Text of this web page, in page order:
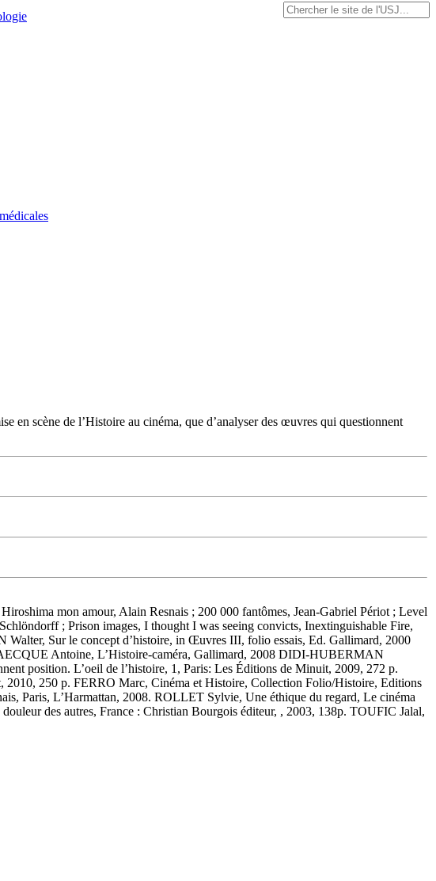
en scène de l’Histoire au cinéma, que d’analyser des œuvres qui questionnent
mon amour, Alain Resnais ; 200 000 fantômes, Jean-Gabriel Périot ; Level
; Prison images, I thought I was seeing convicts, Inextinguishable Fire,
Sur le concept d’histoire, in Œuvres III, folio essais, Ed. Gallimard, 2000
Antoine, L’Histoire-caméra, Gallimard, 2008 DIDI-HUBERMAN
position. L’oeil de l’histoire, 1, Paris: Les Éditions de Minuit, 2009, 272 p.
250 p. FERRO Marc, Cinéma et Histoire, Collection Folio/Histoire, Editions
Paris, L’Harmattan, 2008. ROLLET Sylvie, Une éthique du regard, Le cinéma
des autres, France : Christian Bourgois éditeur, , 2003, 138p. TOUFIC Jalal,